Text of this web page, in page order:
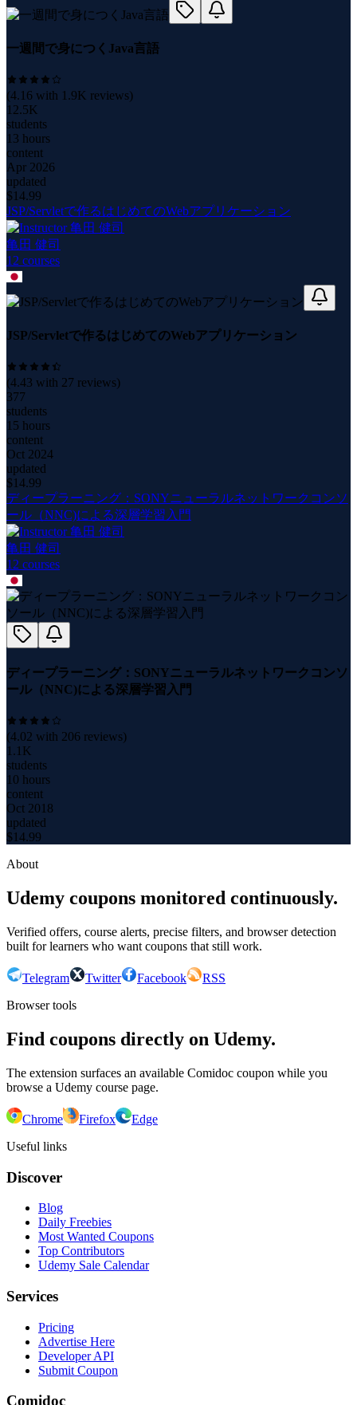
一週間で身につくJava言語
(4.16 with 1.9K reviews)
12.5K
students
13 hours
content
Apr 2026
updated
$14.99
JSP/Servletで作るはじめてのWebアプリケーション
亀田 健司
12 courses
JSP/Servletで作るはじめてのWebアプリケーション
(4.43 with 27 reviews)
377
students
15 hours
content
Oct 2024
updated
$14.99
ディープラーニング：SONYニューラルネットワークコンソ
ール（NNC)による深層学習入門
亀田 健司
12 courses
ディープラーニング：SONYニューラルネットワークコンソ
ール（NNC)による深層学習入門
(4.02 with 206 reviews)
1.1K
students
10 hours
content
Oct 2018
updated
$14.99
About
Udemy coupons monitored continuously.
Verified offers, course alerts, precise filters, and browser detection
built for learners who want coupons that still work.
Telegram Twitter Facebook
RSS
Browser tools
Find coupons directly on Udemy.
The extension surfaces an available Comidoc coupon while you
browse a Udemy course page.
Chrome Firefox
Edge
Useful links
Discover
Blog
Daily Freebies
Most Wanted Coupons
Top Contributors
Udemy Sale Calendar
Services
Pricing
Advertise Here
Developer API
Submit Coupon
Comidoc